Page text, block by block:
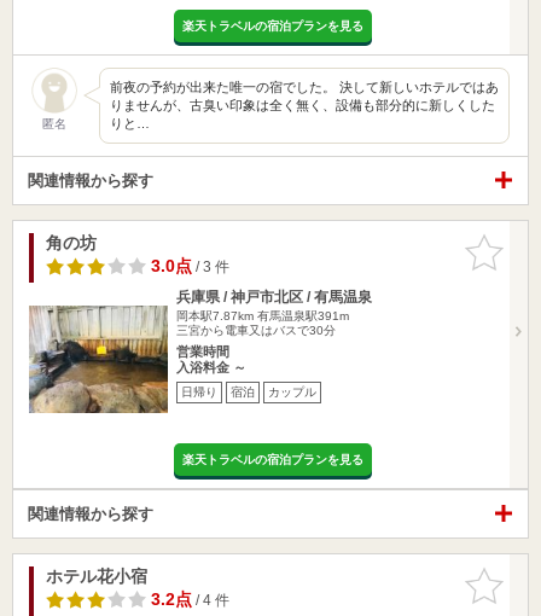
楽天トラベルの宿泊プランを見る
匿名
前夜の予約が出来た唯一の宿でした。 決して新しいホテルではあ
りませんが、古臭い印象は全く無く、設備も部分的に新しくした
りと…
関連情報から探す
お気に入
りに追加
角の坊
3.0点/ 3 件
兵庫県 / 神戸市北区 / 有馬温泉
岡本駅7.87km 有馬温泉駅391m
三宮から電車又はバスで30分
営業時間
入浴料金 ～
日帰り 宿泊 カップル
楽天トラベルの宿泊プランを見る
関連情報から探す
お気に入
りに追加
ホテル花小宿
3.2点/ 4 件